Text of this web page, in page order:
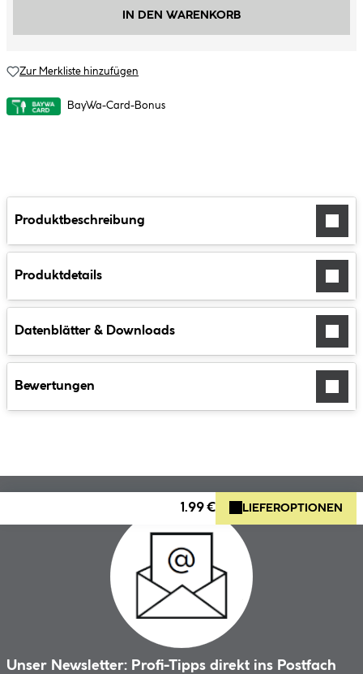
IN DEN WARENKORB
Zur Merkliste hinzufügen
BayWa-Card-Bonus
Produktbeschreibung
Produktdetails
Datenblätter & Downloads
Bewertungen
1.99 € LIEFEROPTIONEN
Unser Newsletter: Profi-Tipps direkt ins Postfach